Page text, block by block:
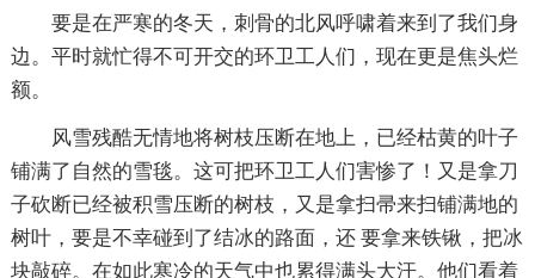
要是在严寒的冬天，刺骨的北风呼啸着来到了我们身
边。平时就忙得不可开交的环卫工人们，现在更是焦头烂
额。
风雪残酷无情地将树枝压断在地上，已经枯黄的叶子
铺满了自然的雪毯。这可把环卫工人们害惨了！又是拿刀
子砍断已经被积雪压断的树枝，又是拿扫帚来扫铺满地的
树叶，要是不幸碰到了结冰的路面，还 要拿来铁锹，把冰
块敲碎。在如此寒冷的天气中也累得满头大汗。他们看着